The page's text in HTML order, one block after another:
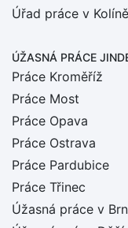
Úřad práce v Kolíně
ÚŽASNÁ PRÁCE
Práce Kroměříž
Práce Most
Práce Opava
Práce Ostrava
Práce Pardubice
Práce Třinec
Úžasná práce v